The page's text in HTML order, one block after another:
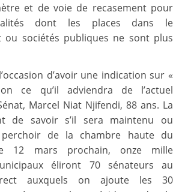
et de voie de recasement pour
dont les places dans le
ou sociétés publiques ne sont plus
d’avoir une indication sur «
ce qu’il adviendra de l’actuel
Marcel Niat Njifendi, 88 ans. La
de savoir s’il sera maintenu ou
de la chambre haute du
12 mars prochain, onze mille
éliront 70 sénateurs au
auxquels on ajoute les 30